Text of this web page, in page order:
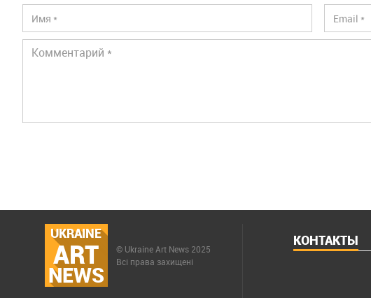
UKRAINE
ART
NEWS
© Ukraine Art News 2025
Всі права захищені
КОНТАКТЫ